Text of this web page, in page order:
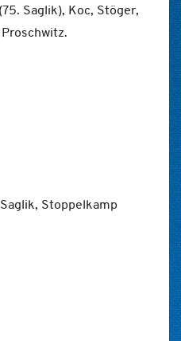
Saglik), Koc, Stöger,
Stoppelkamp